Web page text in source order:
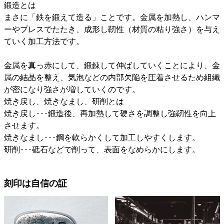
鍛造とは
まさに「鉄を鍛えて造る」ことです。金属を加熱し、ハンマ
ーやプレスでたたき、成形し靭性（材質の粘り強さ）を与え
ていく加工方法です。
金属を真っ赤にして、鍛錬して伸ばしていくことにより、金
属の結晶を整え、気泡などの内部欠陥を圧着させるため組織
が密になり強さが増していくのです。
焼き戻し、焼きなまし、研削とは
焼き戻し･･･鍛造後、再加熱して硬さを調整し強靭性を向上
させます。
焼きなまし･･･鋼を軟らかくして加工しやすくします。
研削･･･砥石などで削って、表面をなめらかにします。
刻印は自信の証